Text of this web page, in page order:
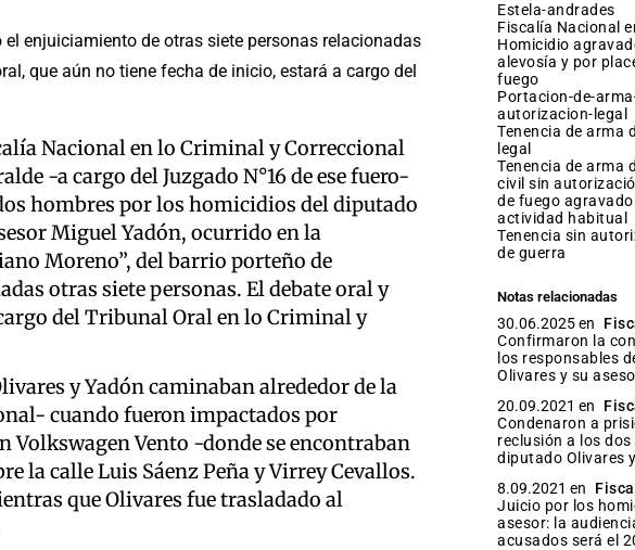
enjuiciamiento de otras siete personas relacionadas
que aún no tiene fecha de inicio, estará a cargo del
Nacional en lo Criminal y Correccional
-a cargo del Juzgado N°16 de ese fuero-
hombres por los homicidios del diputado
Miguel Yadón, ocurrido en la
Moreno”, del barrio porteño de
otras siete personas. El debate oral y
del Tribunal Oral en lo Criminal y
y Yadón caminaban alrededor de la
cuando fueron impactados por
Vento -donde se encontraban
la calle Luis Sáenz Peña y Virrey Cevallos.
que Olivares fue trasladado al
estela-andrades
Fiscalía Nacional
homicidio agravado por haber sido cometido con
alevosía y por
fuego
portacion-de-arma-de-guerra-sin-la-debida-
autorizacion-legal
tenencia de arma de guerra sin la debida autorización
legal
tenencia de arma de guerra y tenencia de arma de uso
civil sin
de fuego
actividad habitual
tenencia sin autorización legal de arma de uso civil y
de guerra
Notas relacionadas
30.06.2025 en
Confirmaron la
los responsables
Olivares y su
20.09.2021 en
Condenaron a
reclusión a los
diputado Olivares
8.09.2021 en
Juicio por los
asesor: la
acusados será el